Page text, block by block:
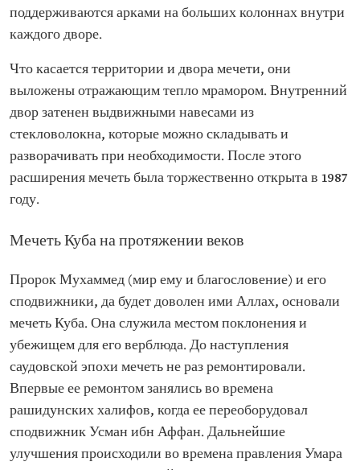
поддерживаются арками на больших колоннах внутри
каждого дворе.
Что касается территории и двора мечети, они
выложены отражающим тепло мрамором. Внутренний
двор затенен выдвижными навесами из
стекловолокна, которые можно складывать и
разворачивать при необходимости. После этого
расширения мечеть была торжественно открыта в 1987
году.
Мечеть Куба на протяжении веков
Пророк Мухаммед (мир ему и благословение) и его
сподвижники, да будет доволен ими Аллах, основали
мечеть Куба. Она служила местом поклонения и
убежищем для его верблюда. До наступления
саудовской эпохи мечеть не раз ремонтировали.
Впервые ее ремонтом занялись во времена
рашидунских халифов, когда ее переоборудовал
сподвижник Усман ибн Аффан. Дальнейшие
улучшения происходили во времена правления Умара